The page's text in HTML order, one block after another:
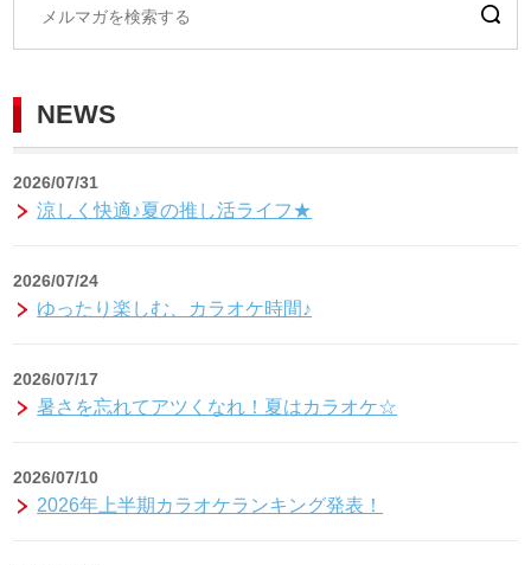
NEWS
2026/07/31
涼しく快適♪夏の推し活ライフ★
2026/07/24
ゆったり楽しむ、カラオケ時間♪
2026/07/17
暑さを忘れてアツくなれ！夏はカラオケ☆
2026/07/10
2026年上半期カラオケランキング発表！